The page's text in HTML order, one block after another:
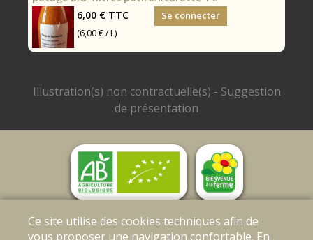
6,00 € TTC
(6,00 € / L)
Se connecter
Ventes|Protection des données personnelles
Ce site utilise des cookies techniques afin de
vous proposer une navigation confortable. En